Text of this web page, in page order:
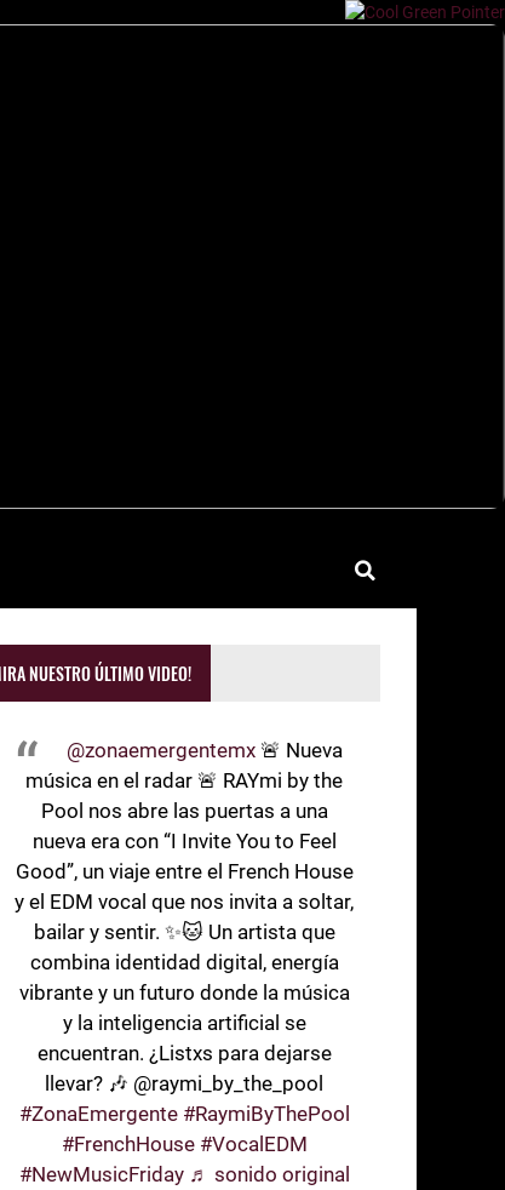
NUESTRO ÚLTIMO VIDEO!
@zonaemergentemx 🚨 Nueva
música en el radar 🚨 RAYmi by the
Pool nos abre las puertas a una
nueva era con “I Invite You to Feel
Good”, un viaje entre el French House
y el EDM vocal que nos invita a soltar,
bailar y sentir. ✨🐱 Un artista que
combina identidad digital, energía
vibrante y un futuro donde la música
y la inteligencia artificial se
encuentran. ¿Listxs para dejarse
llevar? 🎶 @raymi_by_the_pool
#ZonaEmergente #RaymiByThePool
#FrenchHouse #VocalEDM
#NewMusicFriday ♬ sonido original